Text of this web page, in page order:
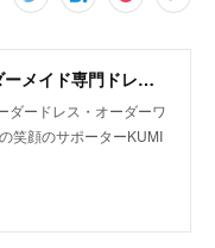
名古屋 豊橋のオーダーメイド専門ドレスデザイナー KUMI OHARA
ードレス・オーダーワ
笑顔のサポーターKUMI